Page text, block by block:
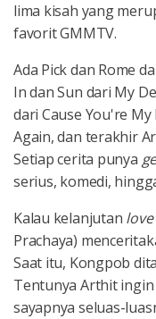
lima kisah yang
favorit GMMTV.
Ada Pick dan Rome
In dan Sun dari My
dari Cause You're My
Again, dan terakhir
Setiap cerita punya
serius, komedi,
Kalau kelanjutan
Prachaya)
Saat itu, Kongpob
Tentunya Arthit
sayapnya seluas-